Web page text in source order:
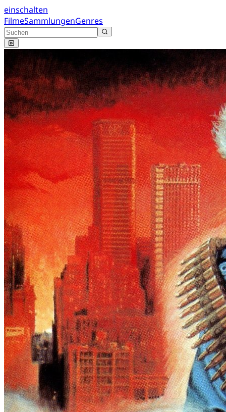
einschalten
FilmeSammlungenGenres